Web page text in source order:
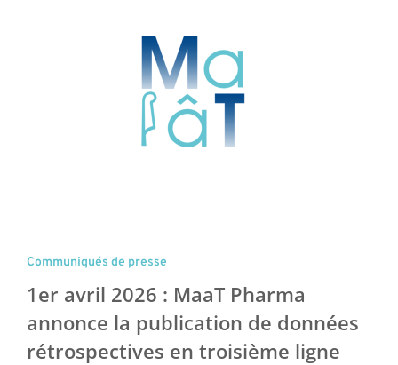
Communiqués de presse
1er avril 2026 : MaaT Pharma
annonce la publication de données
rétrospectives en troisième ligne